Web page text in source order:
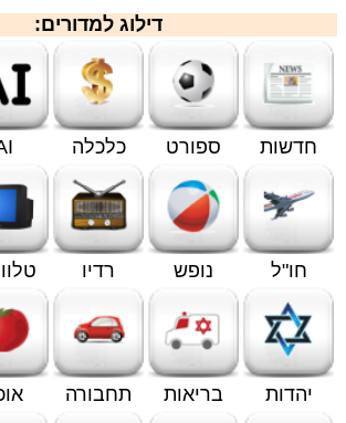
דילוג למדורים:
חדשות ספורט כלכלה
חו"ל נופש רדיו
יהדות בריאות תחבורה